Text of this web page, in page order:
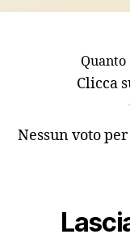
Quanto
Clicca
Nessun voto